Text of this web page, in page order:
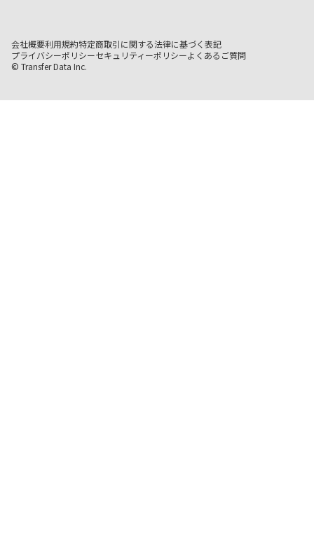
会社概要利用規約特定商取引に関する法律に基づく表記
プライバシーポリシーセキュリティーポリシーよくあるご質問
© Transfer Data Inc.